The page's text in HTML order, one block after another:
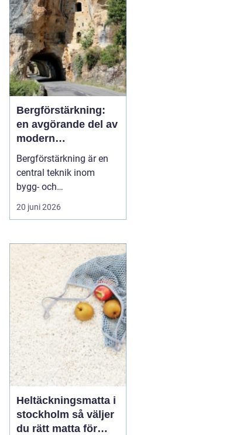
växlar mellan snö, regn
och blåst, blir kvaliteten
på plåtarbet...
Bergförstärkning:
en avgörande del av
modern
infrastruktur
Bergförstärkning är en
central teknik inom
bygg- och
ingenjörsarbete, särskilt i
områden där berg och
en avgörande roll. Denna
metod säkerställer både
säkerhet och h...
20 juni 2026
Heltäckningsmatta i
stockholm så väljer
du rätt matta för